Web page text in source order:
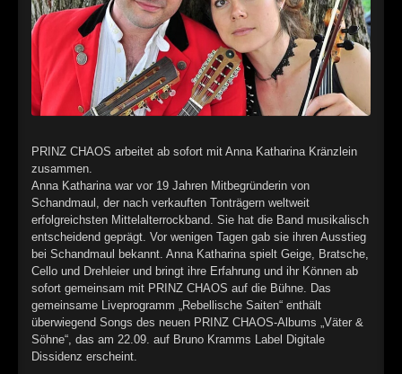
►
►
►
►
►
►
►
►
PRINZ CHAOS arbeitet ab sofort mit Anna Katharina Kränzlein
zusammen.
Anna Katharina war vor 19 Jahren Mitbegründerin von
Schandmaul, der nach verkauften Tonträgern weltweit
erfolgreichsten Mittelalterrockband. Sie hat die Band musikalisch
entscheidend geprägt. Vor wenigen Tagen gab sie ihren Ausstieg
bei Schandmaul bekannt. Anna Katharina spielt Geige, Bratsche,
Cello und Drehleier und bringt ihre Erfahrung und ihr Können ab
sofort gemeinsam mit PRINZ CHAOS auf die Bühne. Das
gemeinsame Liveprogramm „Rebellische Saiten“ enthält
überwiegend Songs des neuen PRINZ CHAOS-Albums „Väter &
Söhne“, das am 22.09. auf Bruno Kramms Label Digitale
Dissidenz erscheint.